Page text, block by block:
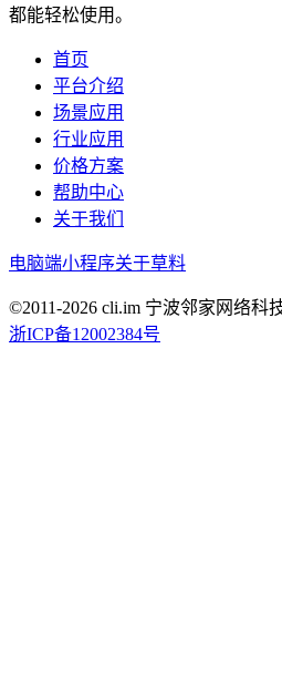
都能轻松使用。
首页
平台介绍
场景应用
行业应用
价格方案
帮助中心
关于我们
电脑端小程序关于草料
©2011-2026 cli.im 宁波邻家网络科
浙ICP备12002384号